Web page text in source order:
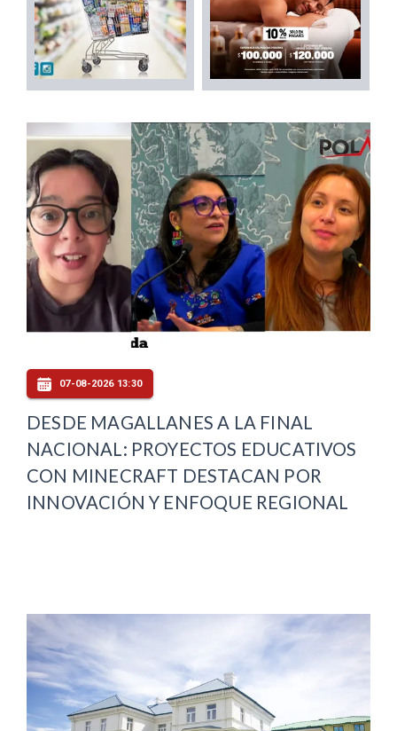
07-08-2026 13:30
DESDE MAGALLANES A LA FINAL
NACIONAL: PROYECTOS EDUCATIVOS
CON MINECRAFT DESTACAN POR
INNOVACIÓN Y ENFOQUE REGIONAL